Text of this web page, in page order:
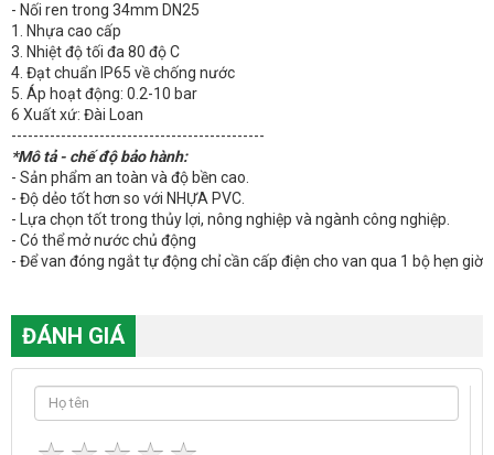
- Nối ren trong 34mm DN25
1. Nhựa cao cấp
3. Nhiệt độ tối đa 80 độ C
4. Đạt chuẩn IP65 về chống nước
5. Áp hoạt động: 0.2-10 bar
6 Xuất xứ: Đài Loan
----------------------------------------------
*Mô tả - chế độ bảo hành:
- Sản phẩm an toàn và độ bền cao.
- Độ dẻo tốt hơn so với NHỰA PVC.
- Lựa chọn tốt trong thủy lợi, nông nghiệp và ngành công nghiệp.
- Có thể mở nước chủ động
- Để van đóng ngắt tự động chỉ cần cấp điện cho van qua 1 bộ hẹn giờ
ĐÁNH GIÁ